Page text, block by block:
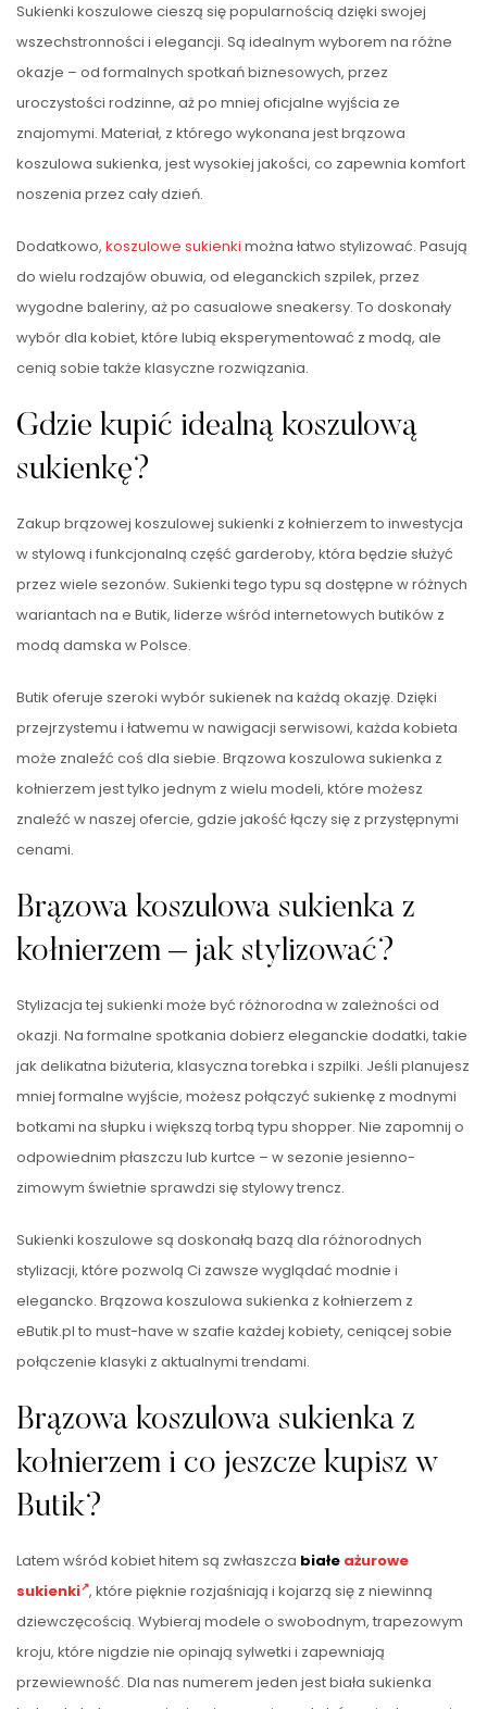
Sukienki koszulowe cieszą się popularnością dzięki swojej
wszechstronności i elegancji. Są idealnym wyborem na różne
okazje – od formalnych spotkań biznesowych, przez
uroczystości rodzinne, aż po mniej oficjalne wyjścia ze
znajomymi. Materiał, z którego wykonana jest brązowa
koszulowa sukienka, jest wysokiej jakości, co zapewnia komfort
noszenia przez cały dzień.
Dodatkowo, koszulowe sukienki można łatwo stylizować. Pasują
do wielu rodzajów obuwia, od eleganckich szpilek, przez
wygodne baleriny, aż po casualowe sneakersy. To doskonały
wybór dla kobiet, które lubią eksperymentować z modą, ale
cenią sobie także klasyczne rozwiązania.
Gdzie kupić idealną koszulową
sukienkę?
Zakup brązowej koszulowej sukienki z kołnierzem to inwestycja
w stylową i funkcjonalną część garderoby, która będzie służyć
przez wiele sezonów. Sukienki tego typu są dostępne w różnych
wariantach na e Butik, liderze wśród internetowych butików z
modą damska w Polsce.
Butik oferuje szeroki wybór sukienek na każdą okazję. Dzięki
przejrzystemu i łatwemu w nawigacji serwisowi, każda kobieta
może znaleźć coś dla siebie. Brązowa koszulowa sukienka z
kołnierzem jest tylko jednym z wielu modeli, które możesz
znaleźć w naszej ofercie, gdzie jakość łączy się z przystępnymi
cenami.
Brązowa koszulowa sukienka z
kołnierzem – jak stylizować?
Stylizacja tej sukienki może być różnorodna w zależności od
okazji. Na formalne spotkania dobierz eleganckie dodatki, takie
jak delikatna biżuteria, klasyczna torebka i szpilki. Jeśli planujesz
mniej formalne wyjście, możesz połączyć sukienkę z modnymi
botkami na słupku i większą torbą typu shopper. Nie zapomnij o
odpowiednim płaszczu lub kurtce – w sezonie jesienno-
zimowym świetnie sprawdzi się stylowy trencz.
Sukienki koszulowe są doskonałą bazą dla różnorodnych
stylizacji, które pozwolą Ci zawsze wyglądać modnie i
elegancko. Brązowa koszulowa sukienka z kołnierzem z
eButik.pl to must-have w szafie każdej kobiety, ceniącej sobie
połączenie klasyki z aktualnymi trendami.
Brązowa koszulowa sukienka z
kołnierzem i co jeszcze kupisz w
Butik?
Latem wśród kobiet hitem są zwłaszcza białe ażurowe
sukienki , które pięknie rozjaśniają i kojarzą się z niewinną
dziewczęcością. Wybieraj modele o swobodnym, trapezowym
kroju, które nigdzie nie opinają sylwetki i zapewniają
przewiewność. Dla nas numerem jeden jest biała sukienka